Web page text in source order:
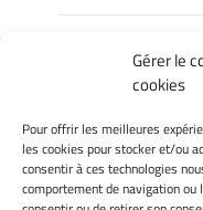
Gérer le
cookies
Pour offrir les meilleures
les cookies pour stocker et/ou
consentir à ces technologies
comportement de navigation ou
Mentions légales
Politique de
Déclaration de
Avertissement